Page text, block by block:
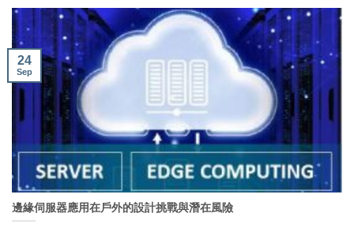
邊緣伺服器應用在戶外的設計挑戰與潛在風險
24
Sep